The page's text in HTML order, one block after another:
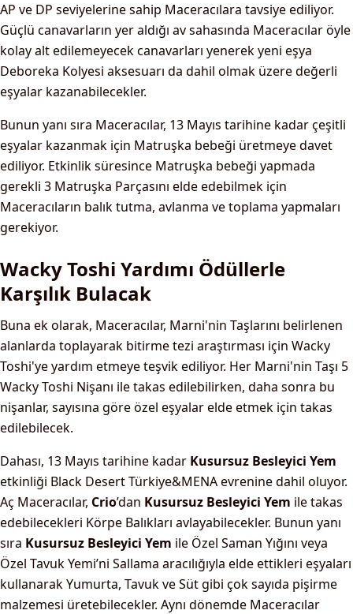
AP ve DP seviyelerine sahip Maceracılara tavsiye ediliyor.
Güçlü canavarların yer aldığı av sahasında Maceracılar öyle
kolay alt edilemeyecek canavarları yenerek yeni eşya
Deboreka Kolyesi aksesuarı da dahil olmak üzere değerli
eşyalar kazanabilecekler.
Bunun yanı sıra Maceracılar, 13 Mayıs tarihine kadar çeşitli
eşyalar kazanmak için Matruşka bebeği üretmeye davet
ediliyor. Etkinlik süresince Matruşka bebeği yapmada
gerekli 3 Matruşka Parçasını elde edebilmek için
Maceracıların balık tutma, avlanma ve toplama yapmaları
gerekiyor.
Wacky Toshi Yardımı Ödüllerle
Karşılık Bulacak
Buna ek olarak, Maceracılar, Marni'nin Taşlarını belirlenen
alanlarda toplayarak bitirme tezi araştırması için Wacky
Toshi'ye yardım etmeye teşvik ediliyor. Her Marni'nin Taşı 5
Wacky Toshi Nişanı ile takas edilebilirken, daha sonra bu
nişanlar, sayısına göre özel eşyalar elde etmek için takas
edilebilecek.
Dahası, 13 Mayıs tarihine kadar Kusursuz Besleyici Yem
etkinliği Black Desert Türkiye&MENA evrenine dahil oluyor.
Aç Maceracılar, Crio’dan Kusursuz Besleyici Yem ile takas
edebilecekleri Körpe Balıkları avlayabilecekler. Bunun yanı
sıra Kusursuz Besleyici Yem ile Özel Saman Yığını veya
Özel Tavuk Yemi’ni Sallama aracılığıyla elde ettikleri eşyaları
kullanarak Yumurta, Tavuk ve Süt gibi çok sayıda pişirme
malzemesi üretebilecekler. Aynı dönemde Maceracılar